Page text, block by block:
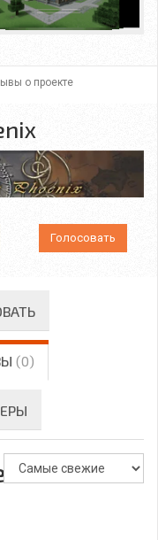
о проекте
Голосовать
(0)